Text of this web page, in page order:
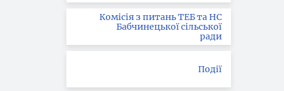
Комісія з питань ТЕБ та НС
Бабчинецької сільської
ради
Події